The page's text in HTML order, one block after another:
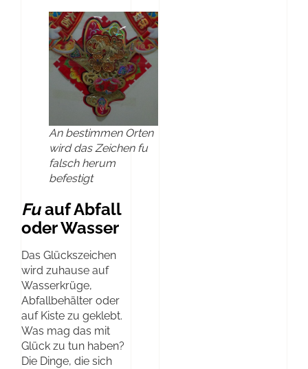
An bestimmen Orten
wird das Zeichen fu
falsch herum
befestigt
Fuauf Abfall
oder Wasser
Das Glückszeichen
wird zuhause auf
Wasserkrüge,
Abfallbehälter oder
auf Kiste zu geklebt.
Was mag das mit
Glück zu tun haben?
Die Dinge, die sich